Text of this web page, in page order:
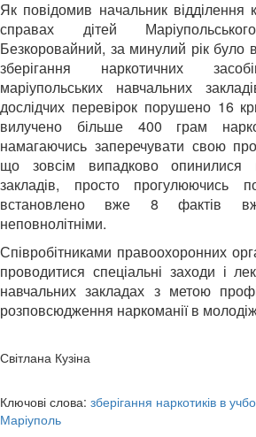
Як повідомив начальник відділення
справах дітей
Безкоровайний, за минулий рік було
зберігання наркотичних
маріупольських навчальних
дослідчих перевірок порушено 16
вилучено більше 400 грам
намагаючись заперечувати свою
що зовсім випадково опинилися
закладів, просто прогулюючись
встановлено вже 8 фактів
неповнолітніми.
Співробітниками правоохоронних
проводитися спеціальні заходи і
навчальних закладах з метою
розповсюдження наркоманії в
Світлана Кузіна
Ключові слова: зберігання наркотиків в
Маріуполь